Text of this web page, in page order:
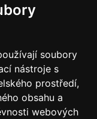
soubory
nástroje s
prostředí,
obsahu a
webových
1.300
FIREM